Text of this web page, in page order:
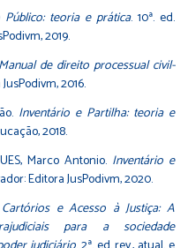
Público: teoria e prática. 10ª. ed.
2019.
Manual de direito processual civil-
2016.
Inventário e Partilha: teoria e
2018.
Marco Antonio. Inventário e
Editora JusPodivm, 2020.
Cartórios e Acesso à Justiça: A
para a sociedade